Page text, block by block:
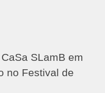
SLamB em
no Festival de